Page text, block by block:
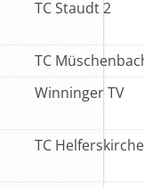
TC Staudt 2
TC
Winninger TV
TC